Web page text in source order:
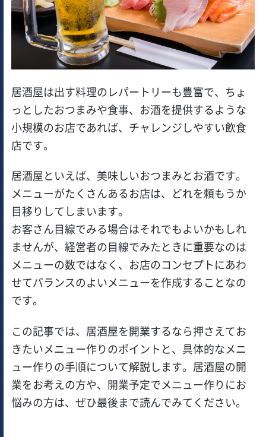
居酒屋は出す料理のレパートリーも豊富で、ちょ
っとしたおつまみや食事、お酒を提供するような
小規模のお店であれば、チャレンジしやすい飲食
店です。
居酒屋といえば、美味しいおつまみとお酒です。
メニューがたくさんあるお店は、どれを頼もうか
目移りしてしまいます。
お客さん目線でみる場合はそれでもよいかもしれ
ませんが、経営者の目線でみたときに重要なのは
メニューの数ではなく、お店のコンセプトにあわ
せてバランスのよいメニューを作成することなの
です。
この記事では、居酒屋を開業するなら押さえてお
きたいメニュー作りのポイントと、具体的なメニ
ュー作りの手順について解説します。居酒屋の開
業をお考えの方や、開業予定でメニュー作りにお
悩みの方は、ぜひ最後まで読んでみてください。